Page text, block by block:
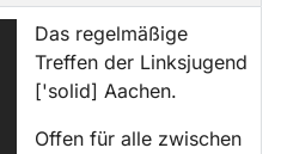
Das regelmäßige
Treffen der Linksjugend
['solid] Aachen.
Offen für alle zwischen